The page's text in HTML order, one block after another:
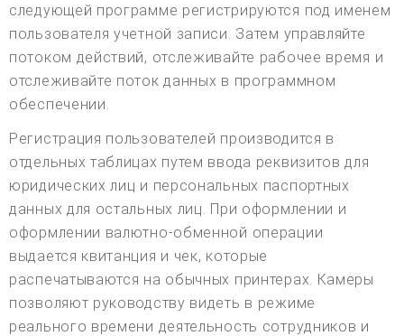
следующей программе регистрируются под именем
пользователя учетной записи. Затем управляйте
потоком действий, отслеживайте рабочее время и
отслеживайте поток данных в программном
обеспечении.
Регистрация пользователей производится в
отдельных таблицах путем ввода реквизитов для
юридических лиц и персональных паспортных
данных для остальных лиц. При оформлении и
оформлении валютно-обменной операции
выдается квитанция и чек, которые
распечатываются на обычных принтерах. Камеры
позволяют руководству видеть в режиме
реального времени деятельность сотрудников и